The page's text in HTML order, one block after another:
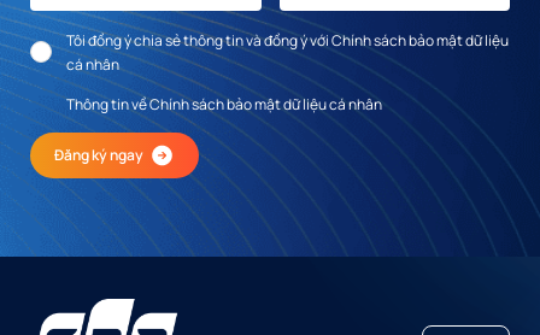
Tôi đồng ý chia sẻ thông tin và đồng ý với Chính sách bảo mật dữ liệu
cá nhân
Thông tin về Chính sách bảo mật dữ liệu cá nhân
Đăng ký ngay